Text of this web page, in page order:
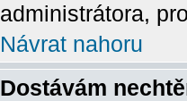
administrátora,
Návrat nahoru
Dostávám